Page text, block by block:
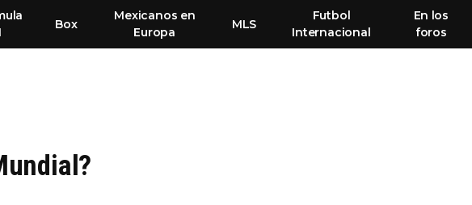
Box
Mexicanos en
Europa
MLS
Futbol
Internacional
En los
foros